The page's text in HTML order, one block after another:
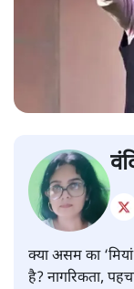
क्या असम का ‘मियां
है? नागरिकता,